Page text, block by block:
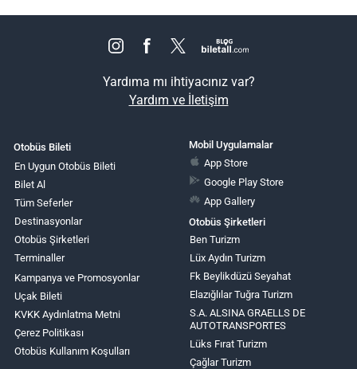
Yardıma mı ihtiyacınız var?
Yardım ve İletişim
Otobüs Bileti
En Uygun Otobüs Bileti
Bilet Al
Tüm Seferler
Destinasyonlar
Otobüs Şirketleri
Terminaller
Kampanya ve Promosyonlar
Uçak Bileti
KVKK Aydınlatma Metni
Çerez Politikası
Otobüs Kullanım Koşulları
Mobil Uygulamalar
App Store
Google Play Store
App Gallery
Otobüs Şirketleri
Ben Turizm
Lüx Aydın Turizm
Fk Beylikdüzü Seyahat
Elazığlılar Tuğra Turizm
S.A. ALSINA GRAELLS DE
AUTOTRANSPORTES
Lüks Fırat Turizm
Çağlar Turizm